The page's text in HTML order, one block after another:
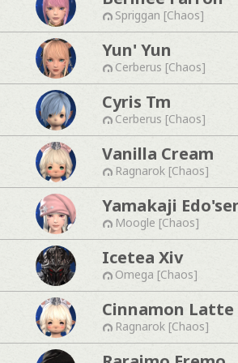
Spriggan [Chaos]
Yun' Yun
Cerberus [Chaos]
Cyris Tm
Cerberus [Chaos]
Vanilla Cream
Ragnarok [Chaos]
Yamakaji
Moogle [Chaos]
Icetea Xiv
Omega [Chaos]
Cinnamon Latte
Ragnarok [Chaos]